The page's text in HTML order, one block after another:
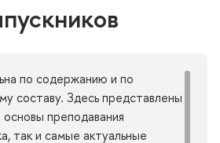
по содержанию и по
составу. Здесь представлены
преподавания
так и самые актуальные